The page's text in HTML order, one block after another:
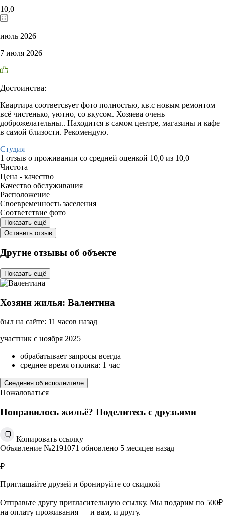
10,0
июль 2026
7 июля 2026
Достоинства:
Квартира соответсвует фото полностью, кв.с новым ремонтом
всё чистенько, уютно, со вкусом. Хозяева очень
доброжелательны.. Находится в самом центре, магазины и кафе
в самой близости. Рекомендую.
Студия
1 отзыв о проживании со средней оценкой 10,0 из 10,0
Чистота
Цена - качество
Качество обслуживания
Расположение
Своевременность заселения
Соответствие фото
Показать ещё
Оставить отзыв
Другие отзывы об объекте
Показать ещё
Хозяин жилья: Валентина
был на сайте: 11 часов назад
участник с ноября 2025
обрабатывает запросы всегда
среднее время отклика: 1 час
Сведения об исполнителе
Пожаловаться
Понравилось жильё? Поделитесь с друзьями
Копировать ссылку
Объявление №2191071 обновлено 5 месяцев назад
₽
Приглашайте друзей и бронируйте со скидкой
Отправьте другу пригласительную ссылку. Мы подарим по 500₽
на оплату проживания — и вам, и другу.